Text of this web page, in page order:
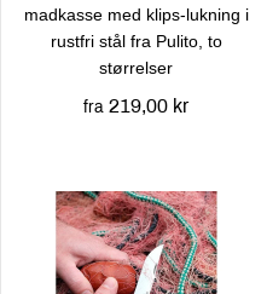
madkasse med klips-lukning i
rustfri stål fra Pulito, to
størrelser
fra 219,00 kr